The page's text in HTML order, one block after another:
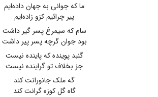
ما که جوانی به جهان داده‌ایم
پیر چرائیم کزو زاده‌ایم
سام که سیمرغ پسر گیر داشت
بود جوان گرچه پسر پیر داشت
گنبد پوینده که پاینده نیست
جز بخلاف تو گراینده نیست
گه ملک جانورانت کند
گاه گل کوزه گرانت کند